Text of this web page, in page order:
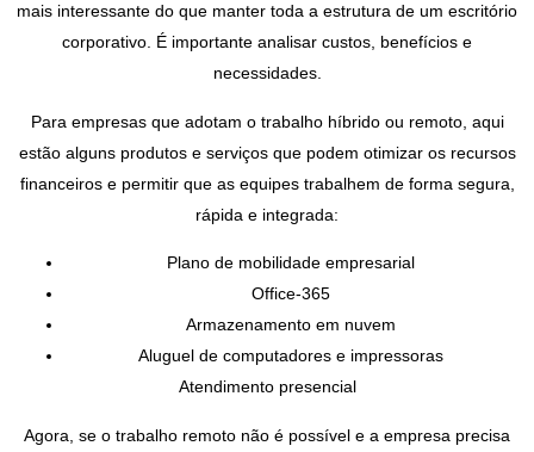
mais interessante do que manter toda a estrutura de um escritório
corporativo. É importante analisar custos, benefícios e
necessidades.
Para empresas que adotam o trabalho híbrido ou remoto, aqui
estão alguns produtos e serviços que podem otimizar os recursos
financeiros e permitir que as equipes trabalhem de forma segura,
rápida e integrada:
Plano de mobilidade empresarial
Office-365
Armazenamento em nuvem
Aluguel de computadores e impressoras
Atendimento presencial
Agora, se o trabalho remoto não é possível e a empresa precisa